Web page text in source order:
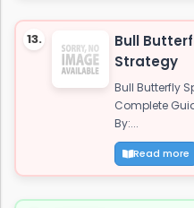
13.
Bull
Strategy
Bull Butterfly
Complete
By:...
Read more